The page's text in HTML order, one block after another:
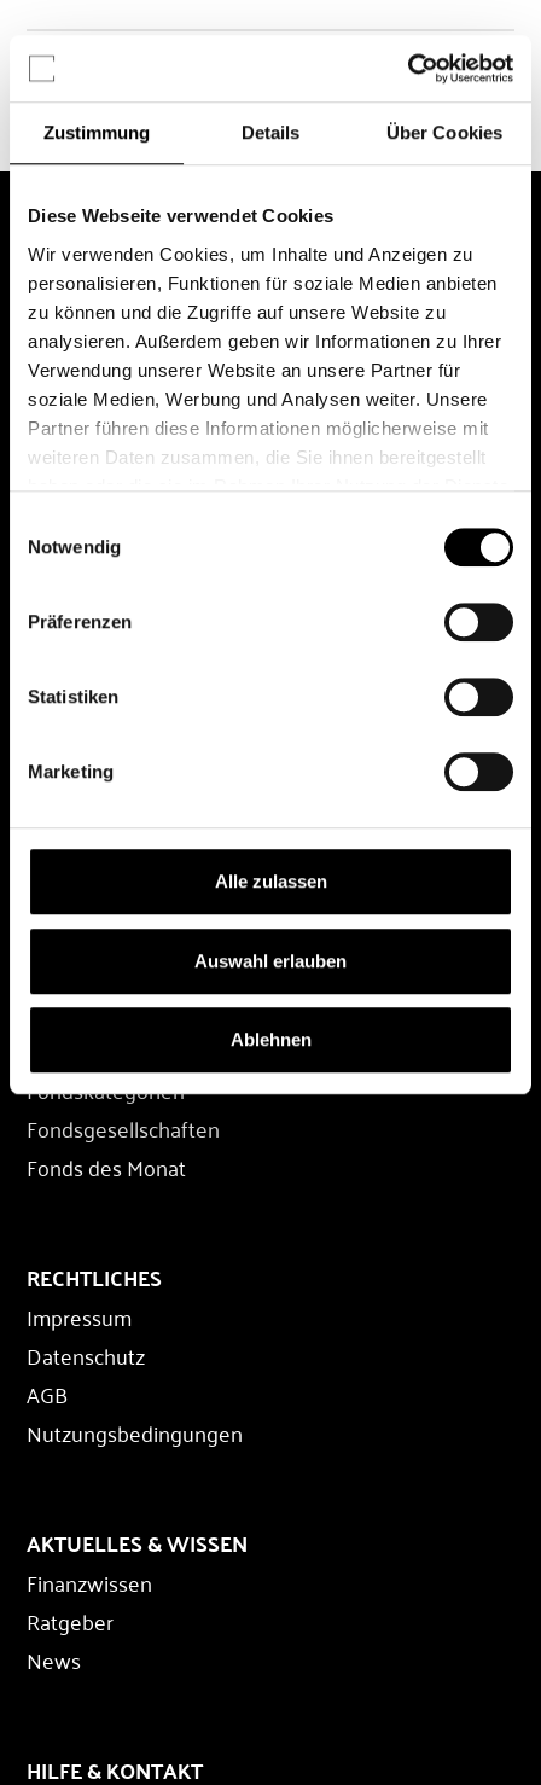
Zustimmung Details Über Cookies
Diese Webseite verwendet Cookies
Wir verwenden Cookies, um Inhalte und Anzeigen zu
personalisieren, Funktionen für soziale Medien anbieten
zu können und die Zugriffe auf unsere Website zu
analysieren. Außerdem geben wir Informationen zu Ihrer
Verwendung unserer Website an unsere Partner für
soziale Medien, Werbung und Analysen weiter. Unsere
Partner führen diese Informationen möglicherweise mit
weiteren Daten zusammen, die Sie ihnen bereitgestellt
Notwendig
Präferenzen
Statistiken
Marketing
Alle zulassen
Auswahl erlauben
Ablehnen
Chancen & Risiken
Das erste Depot in Österreich mit 0€ Kontoführung,
0€ Ausgabeaufschlag und 0€ Depotgebühren bei
knapp 2000 Fonds und 0€ Orderspesen.
All rights reserved.
Depot eröffnen
Depot übertragen
Konditionen
FONDS
Fondskategorien
Fondsgesellschaften
Fonds des Monat
RECHTLICHES
Impressum
Datenschutz
AGB
Nutzungsbedingungen
AKTUELLES & WISSEN
Finanzwissen
Ratgeber
News
HILFE & KONTAKT